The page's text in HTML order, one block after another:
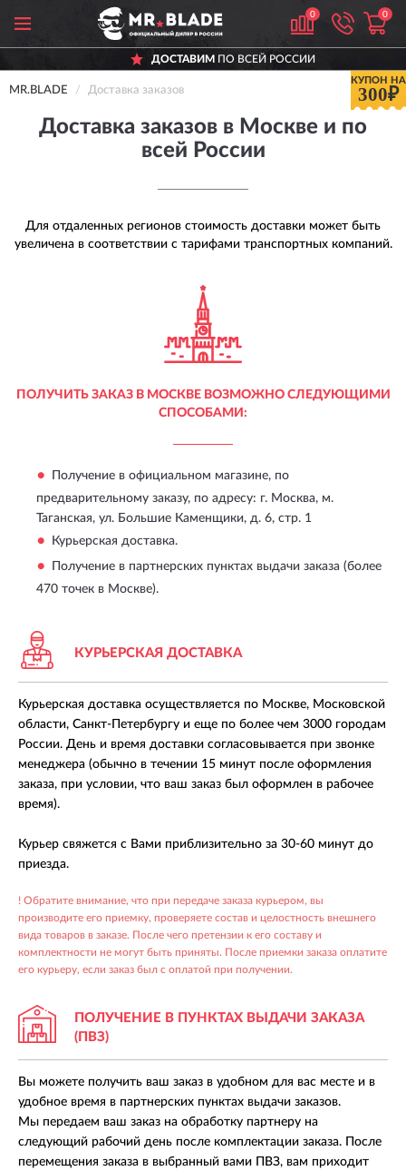
0 0
ДОСТАВИМПО ВСЕЙ РОССИИ
КУПОН НА
300₽
MR.BLADE Доставка заказов
Доставка заказов в Москве и по
всей России
Для отдаленных регионов стоимость доставки может быть
увеличена в соответствии с тарифами транспортных компаний.
ПОЛУЧИТЬ ЗАКАЗ В МОСКВЕ ВОЗМОЖНО СЛЕДУЮЩИМИ
СПОСОБАМИ:
Получение в официальном магазине, по
предварительному заказу, по адресу: г. Москва, м.
Таганская, ул. Большие Каменщики, д. 6, стр. 1
Курьерская доставка.
Получение в партнерских пунктах выдачи заказа (более
470 точек в Москве).
КУРЬЕРСКАЯ ДОСТАВКА
Курьерская доставка осуществляется по Москве, Московской
области, Санкт-Петербургу и еще по более чем 3000 городам
России. День и время доставки согласовывается при звонке
менеджера (обычно в течении 15 минут после оформления
заказа, при условии, что ваш заказ был оформлен в рабочее
время).
Курьер свяжется с Вами приблизительно за 30-60 минут до
приезда.
! Обратите внимание, что при передаче заказа курьером, вы
производите его приемку, проверяете состав и целостность внешнего
вида товаров в заказе. После чего претензии к его составу и
комплектности не могут быть приняты. После приемки заказа оплатите
его курьеру, если заказ был с оплатой при получении.
ПОЛУЧЕНИЕ В ПУНКТАХ ВЫДАЧИ ЗАКАЗА
(ПВЗ)
Вы можете получить ваш заказ в удобном для вас месте и в
удобное время в партнерских пунктах выдачи заказов.
Мы передаем ваш заказ на обработку партнеру на
следующий рабочий день после комплектации заказа. После
перемещения заказа в выбранный вами ПВЗ, вам приходит